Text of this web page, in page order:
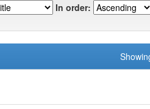
In order: